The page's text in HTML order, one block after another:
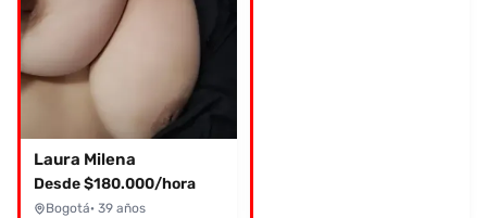
Laura Milena
Desde $180.000/hora
Bogotá· 39 años